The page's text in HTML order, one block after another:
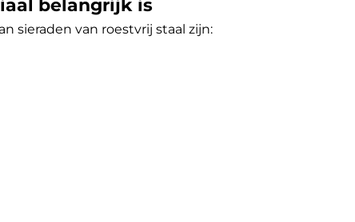
belangrijk is
sieraden van roestvrij staal zijn: